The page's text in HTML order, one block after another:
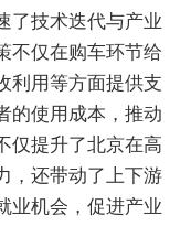
技术迭代与产业
不仅在购车环节给
利用等方面提供支
的使用成本，推动
仅提升了北京在高
，还带动了上下游
业机会，促进产业